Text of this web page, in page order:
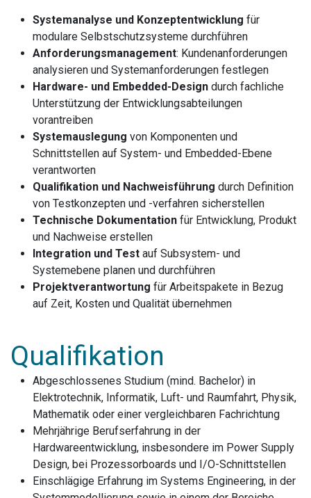
Systemanalyse und Konzeptentwicklung für
modulare Selbstschutzsysteme durchführen
Anforderungsmanagement: Kundenanforderungen
analysieren und Systemanforderungen festlegen
Hardware- und Embedded-Design durch fachliche
Unterstützung der Entwicklungsabteilungen
vorantreiben
Systemauslegung von Komponenten und
Schnittstellen auf System- und Embedded-Ebene
verantworten
Qualifikation und Nachweisführung durch Definition
von Testkonzepten und -verfahren sicherstellen
Technische Dokumentation für Entwicklung, Produkt
und Nachweise erstellen
Integration und Test auf Subsystem- und
Systemebene planen und durchführen
Projektverantwortung für Arbeitspakete in Bezug
auf Zeit, Kosten und Qualität übernehmen
Qualifikation
Abgeschlossenes Studium (mind. Bachelor) in
Elektrotechnik, Informatik, Luft- und Raumfahrt, Physik,
Mathematik oder einer vergleichbaren Fachrichtung
Mehrjährige Berufserfahrung in der
Hardwareentwicklung, insbesondere im Power Supply
Design, bei Prozessorboards und I/O-Schnittstellen
Einschlägige Erfahrung im Systems Engineering, in der